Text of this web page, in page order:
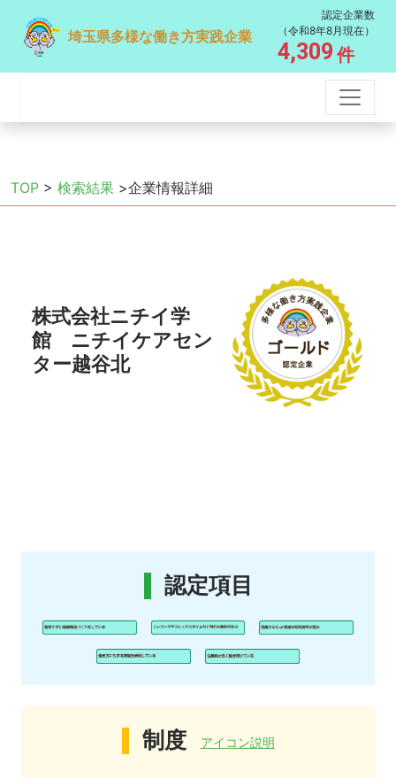
埼玉県多様な働き方実践企業
認定企業数
（令和8年8月現在）
4,309 件
TOP > 検索結果 >企業情報詳細
株式会社ニチイ学
館 ニチイケアセン
ター越谷北
認定項目
制度 アイコン説明